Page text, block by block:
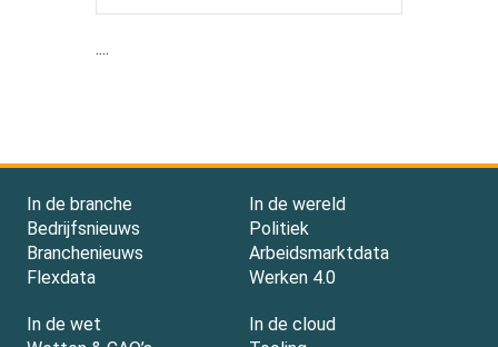
....
In de branche
Bedrijfsnieuws
Branchenieuws
Flexdata
In de wereld
Politiek
Arbeidsmarktdata
Werken 4.0
In de wet
In de cloud